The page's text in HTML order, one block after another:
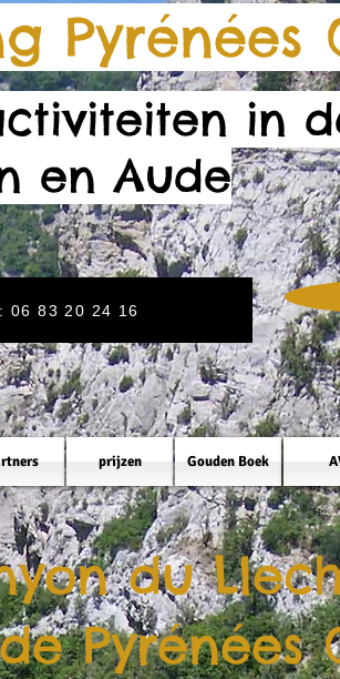
Pyrénées
in
en Aude
06 83 20 24 16
prijzen Gouden Boek
du
Pyrénées